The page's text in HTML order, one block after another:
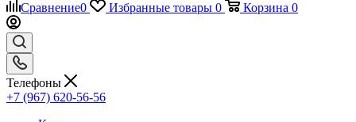
Сравнение0 Избранные товары 0 Корзина 0
Телефоны
+7 (967) 620-56-56